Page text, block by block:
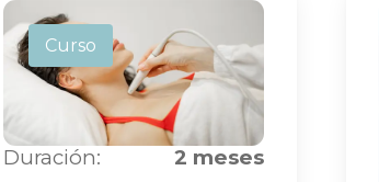
Curso
Curso de Ecografía
de Tiroides paso a
paso Arg
Duración: 2 meses